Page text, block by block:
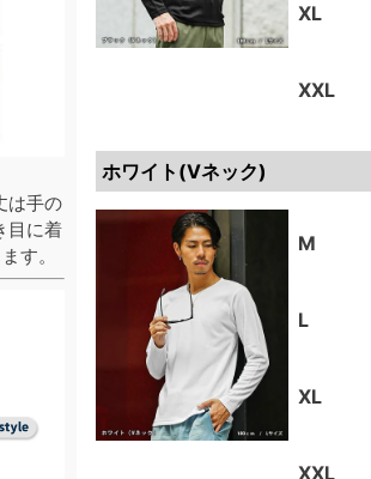
は手の
目に着
す。
XL
XXL
ホワイト(Vネック)
M
L
XL
XXL